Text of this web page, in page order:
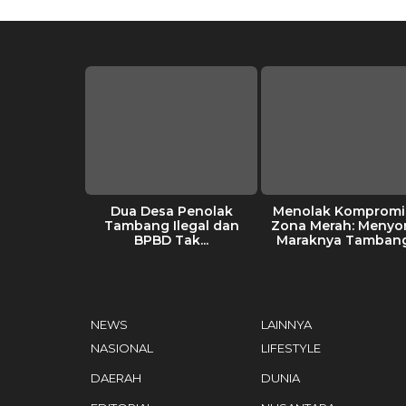
Dua Desa Penolak
Tambang Ilegal dan
BPBD Tak...
Menolak
Zona Merah:
Maraknya
NEWS
NASIONAL
DAERAH
LAINNYA
LIFESTYLE
DUNIA